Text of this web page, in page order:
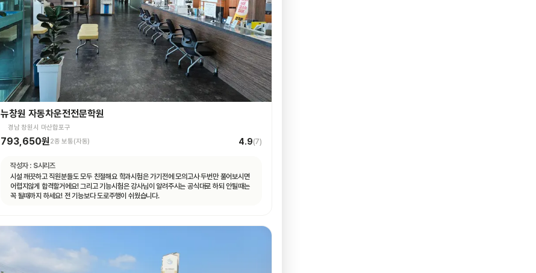
뉴창원 자동차운전전문학원
경남 창원시 마산합포구
793,650원2종 보통(자동) 4.9(7)
작성자 : S시리즈
시설 깨끗하고 직원분들도 모두 친절해요 학과시험은 가기전에 모의고사 두번만 풀어보시면
어렵지않게 합격할거에요! 그리고 기능시험은 강사님이 알려주시는 공식대로 하되 안될때는
꼭 될때까지 하세요! 전 기능보다 도로주행이 쉬웠습니다.